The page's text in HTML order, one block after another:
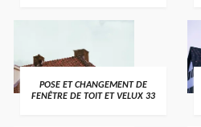
POSE ET CHANGEMENT DE
FENÊTRE DE TOIT ET VELUX 33